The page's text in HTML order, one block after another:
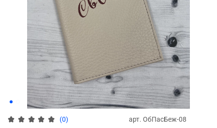
(0) арт. ОбПасБеж-08